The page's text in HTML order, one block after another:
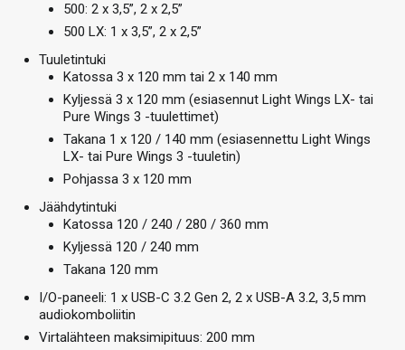
500: 2 x 3,5”, 2 x 2,5”
500 LX: 1 x 3,5”, 2 x 2,5”
Tuuletintuki
Katossa 3 x 120 mm tai 2 x 140 mm
Kyljessä 3 x 120 mm (esiasennut Light Wings LX- tai
Pure Wings 3 -tuulettimet)
Takana 1 x 120 / 140 mm (esiasennettu Light Wings
LX- tai Pure Wings 3 -tuuletin)
Pohjassa 3 x 120 mm
Jäähdytintuki
Katossa 120 / 240 / 280 / 360 mm
Kyljessä 120 / 240 mm
Takana 120 mm
I/O-paneeli: 1 x USB-C 3.2 Gen 2, 2 x USB-A 3.2, 3,5 mm
audiokomboliitin
Virtalähteen maksimipituus: 200 mm